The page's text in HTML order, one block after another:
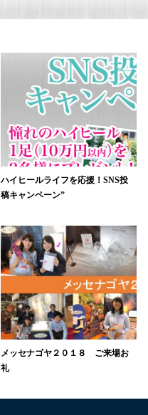
ハイヒールライフを応援！SNS投
稿キャンペーン”
メッセナゴヤ２０１８ ご来場お
礼